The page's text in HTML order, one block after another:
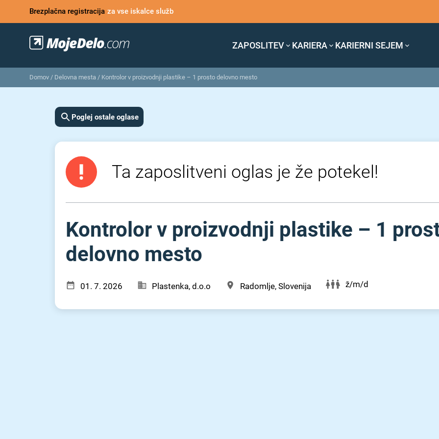
Brezplačna registracija za vse iskalce služb
ZAPOSLITEV KARIERA KARIERNI SEJEM
Domov / Delovna mesta / Kontrolor v proizvodnji plastike – 1 prosto delovno mesto
Poglej ostale oglase
Ta zaposlitveni oglas je že potekel!
Kontrolor v proizvodnji plastike – 1
delovno mesto
01. 7. 2026 Plastenka, d.o.o Radomlje, Slovenija ž/m/d